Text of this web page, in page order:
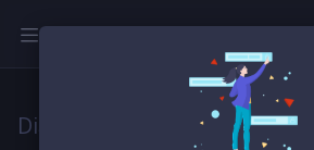
Distribuzione borse ssm 2023